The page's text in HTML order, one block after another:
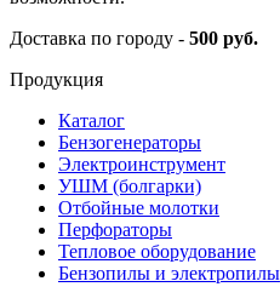
Доставка по городу - 500 руб.
Продукция
Каталог
Бензогенераторы
Электроинструмент
УШМ (болгарки)
Отбойные молотки
Перфораторы
Тепловое оборудование
Бензопилы и электропилы